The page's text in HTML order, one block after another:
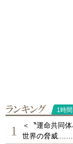
1時間
1
＜〝運命共同
世界の脅威....…